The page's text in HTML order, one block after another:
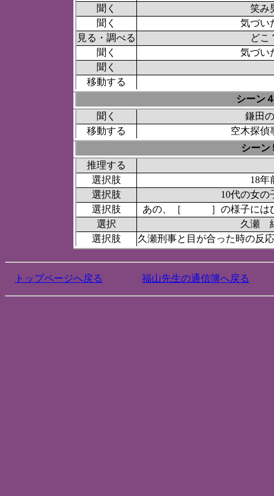
聞く
笑み
聞く
気づい
見る・調べる
どこ
聞く
気づい
聞く
移動する
シーン
聞く
鎌田
移動する
空木探偵
シー
推理する
選択肢
18年
選択肢
10代の女の
選択肢
あの、［ ］の様子には
選択
久瀬
選択肢
久瀬刑事と目が合った時の反
トップページへ戻る 福山先生の通信簿へ戻る